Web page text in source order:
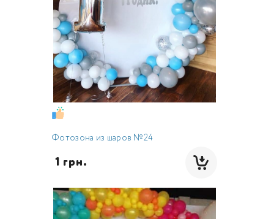
Фотозона из шаров №24
1 грн.